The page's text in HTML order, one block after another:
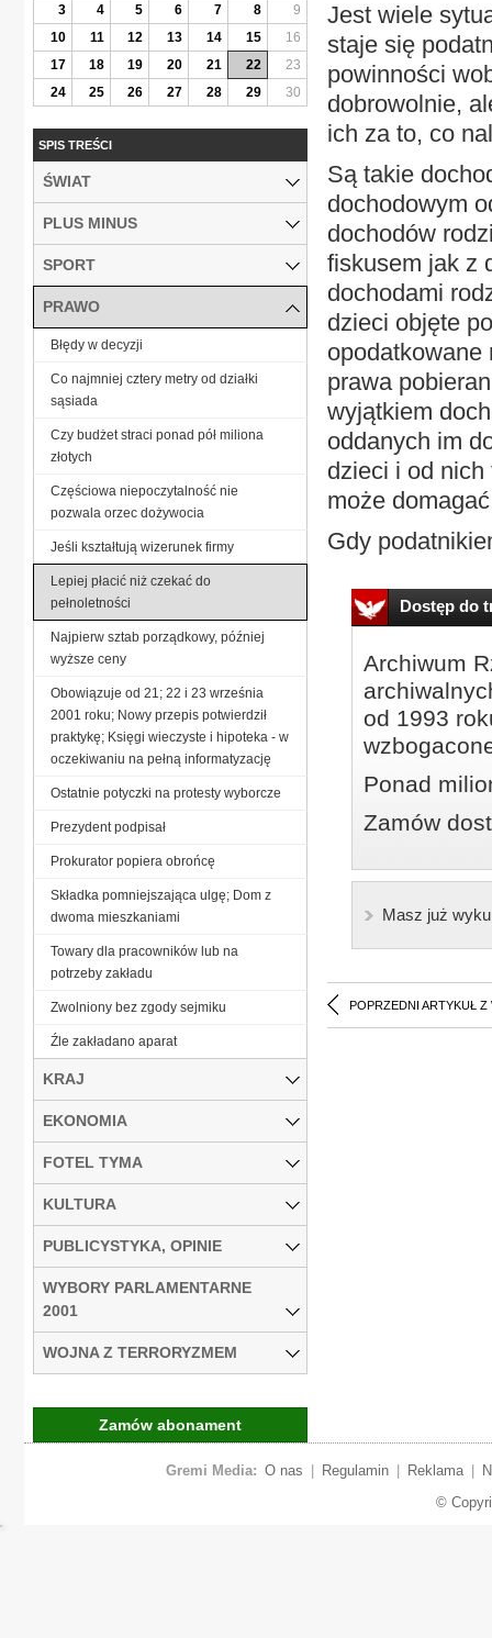
Jest wiele
staje się
powinności
dobrowolnie,
ich za to, co
Są takie
dochodowym
dochodów
fiskusem jak z
dochodami
dzieci objęte
opodatkowane
prawa
wyjątkiem
oddanych im
dzieci i od nich
może
Gdy
Dostęp do
Archiwum
od 1993
Ponad
Zamów
Masz już
POPRZEDNI ARTYKUŁ Z
3
4 5 6 7 8
9
10
11 12 13 14 15
16
17
18 19 20 21 22
23
24
25 26 27 28 29 30
SPIS TREŚCI
ŚWIAT
PLUS MINUS
SPORT
PRAWO
Błędy w decyzji
Co najmniej cztery metry od działki
sąsiada
Czy budżet straci ponad pół miliona
złotych
Częściowa niepoczytalność nie
pozwala orzec dożywocia
Jeśli kształtują wizerunek firmy
Lepiej płacić niż czekać do
pełnoletności
Najpierw sztab porządkowy, później
wyższe ceny
Obowiązuje od 21; 22 i 23 września
2001 roku; Nowy przepis potwierdził
praktykę; Księgi wieczyste i hipoteka - w
oczekiwaniu na pełną informatyzację
Ostatnie potyczki na protesty wyborcze
Prezydent podpisał
Prokurator popiera obrońcę
Składka pomniejszająca ulgę; Dom z
dwoma mieszkaniami
Towary dla pracowników lub na
potrzeby zakładu
Zwolniony bez zgody sejmiku
Źle zakładano aparat
KRAJ
EKONOMIA
FOTEL TYMA
KULTURA
PUBLICYSTYKA, OPINIE
WYBORY PARLAMENTARNE
2001
WOJNA Z TERRORYZMEM
Zamów abonament
Gremi Media: O nas Regulamin Reklama
©